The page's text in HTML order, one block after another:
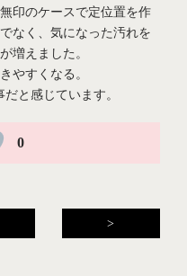
印のケースで定位置を作
なく、気になった汚れを
増えました。
やすくなる。
と感じています。
0
>